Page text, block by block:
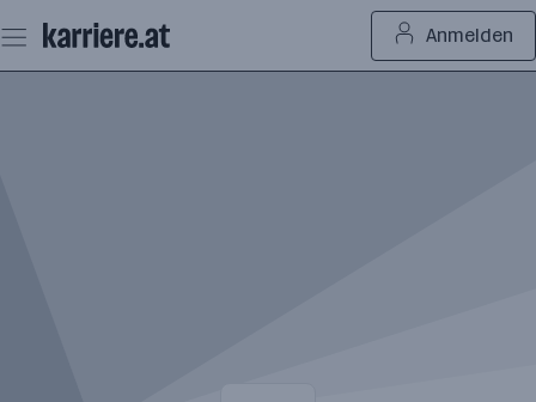
Seiteninhalt
springen
Anmelden